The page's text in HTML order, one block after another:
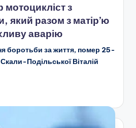
мотоцикліст з
який разом з матір’ю
аварію
боротьби за життя, помер 25-
Подільської Віталій